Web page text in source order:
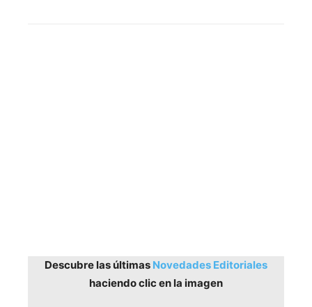
Descubre las últimas Novedades Editoriales
haciendo clic en la imagen